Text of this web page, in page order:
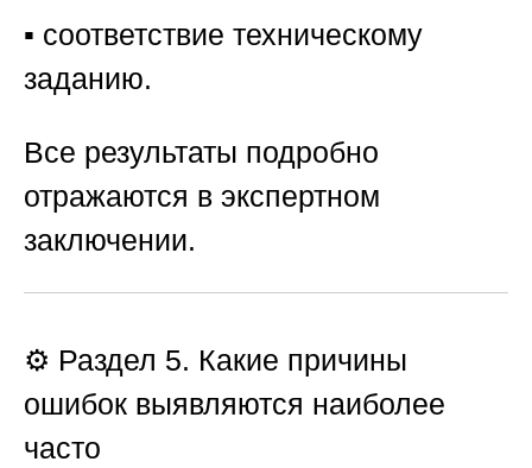
▪️ соответствие техническому
заданию.
Все результаты подробно
отражаются в экспертном
заключении.
⚙️ Раздел 5. Какие причины
ошибок выявляются наиболее
часто